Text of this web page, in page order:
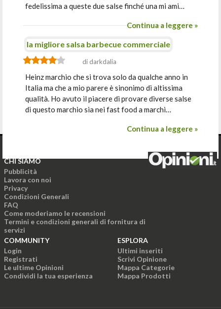
fedelissima a queste due salse finché una mi ami…
Continua a leggere »
la migliore salsa barbecue commerciale
di darkdalia
Heinz marchio che si trova solo da qualche anno in
Italia ma che a mio parere è sinonimo di altissima
qualità. Ho avuto il piacere di provare diverse salse
di questo marchio sia nei fast food a marchi…
Continua a leggere »
CHI SIAMO
Pubblicità
Lavora con noi
Privacy
Condizioni Generali
FAQ
Come moderiamo le recensioni
Termini e condizioni generali di fornitura di
servizi
COMMUNITY
Login
Registrati
Le ultime Opinioni
Condividi la tua esperienza
ESPLORA
Ultimi inseriti
Scrivi Opinione
Mappa Categorie
Mappa Prodotti